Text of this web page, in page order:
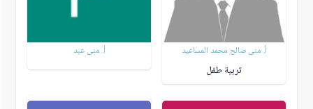
أ. منى صالح محمد المساعيد
تربية طفل
أ. منى عبد